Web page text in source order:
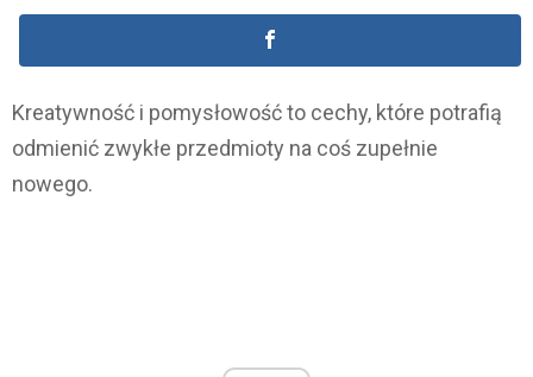
Kreatywność i pomysłowość to cechy, które potrafią
odmienić zwykłe przedmioty na coś zupełnie
nowego.